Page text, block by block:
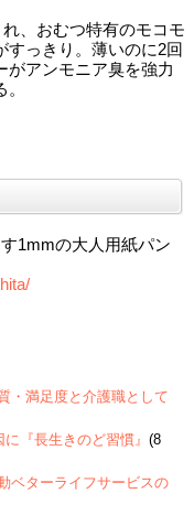
、おむつ特有のモコモ
すっきり。薄いのに2回
がアンモニア臭を強力
1mmの大人用紙パン
・満足度と介護職として
『長生きのど習慣』 (8
ベターライフサービスの